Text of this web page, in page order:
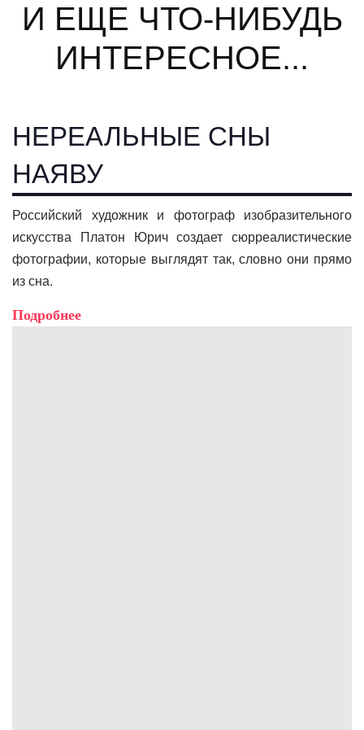
И ЕЩЕ ЧТО-НИБУДЬ
ИНТЕРЕСНОЕ...
НЕРЕАЛЬНЫЕ СНЫ
НАЯВУ
Российский художник и фотограф изобразительного
искусства Платон Юрич создает сюрреалистические
фотографии, которые выглядят так, словно они прямо
из сна.
Подробнее